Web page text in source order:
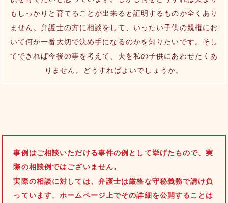
もしっかりと育てることが出来ると証明するものが全くあり
ません。弁護士の方に相談をして、いったい子供の親権にお
いて何が一番大切で決め手になるのかを知りたいです。そし
てできれば今後の事を考えて、夫を私の子供にあわせたくあ
りません。どうすればよいでしょうか。
事例はご相談いただける事件の例として挙げたもので、実
際の相談例ではございません。
実際の相談に対しては、弁護士は厳格な守秘義務で請け負
っています。ホームページ上でその詳細を公開することは